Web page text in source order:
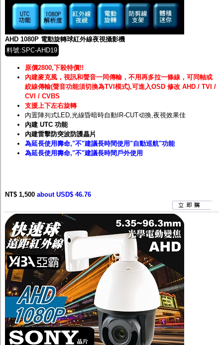
多路攝影機單軸傳輸
監聽器.麥克風
網路設備
視訊轉換設備
雙絞線傳輸器
雜訊改善器
分配放大器
網路線用水晶頭
網路線
懶人線.同軸線.花線
線頭.插座.延長線.HDMI線
集線盒.防水盒.配線盒
變壓器.避雷器
轉接頭
偽裝嚇阻假監視器. 警示防盜貼紙
行車紀錄器.車用插座配件
AHD 1080P 電動旋轉球紅外線夜視攝影機
料號:SPC-AHD19
原價2800,下殺特價!!
內建麥克風，視訊和聲音一同傳輸，不用再多拉一條線，可同軸或
絞線傳輸(聲音功能須切換為TVI模式),可進入OSD 修改 AHD / TVI /
CVI / CVBS
支援上下左右旋轉
內置陣列式LED,光線昏暗時自動IR-CUT切換,夜視效果佳
內建 UTC 功能
內建雷擊防突波防護晶片
為延長使用壽命,"不"建議長時間使用"自動巡航"功能
為延長使用壽命,"不"建議長時間戶外使用
NT$ 1,500 about USD$ 46.76